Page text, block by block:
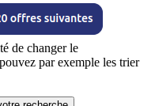
de changer le
par exemple les trier